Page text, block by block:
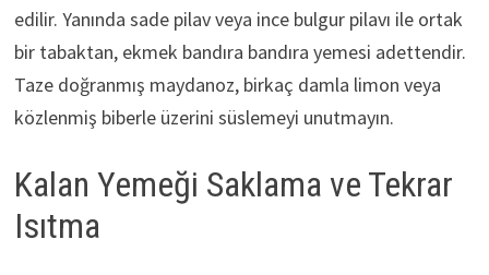
edilir. Yanında sade pilav veya ince bulgur pilavı ile ortak
bir tabaktan, ekmek bandıra bandıra yemesi adettendir.
Taze doğranmış maydanoz, birkaç damla limon veya
közlenmiş biberle üzerini süslemeyi unutmayın.
Kalan Yemeği Saklama ve Tekrar
Isıtma